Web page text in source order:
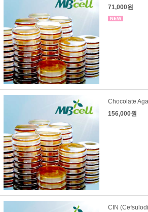
71,000원
Chocolate
156,000원
CIN